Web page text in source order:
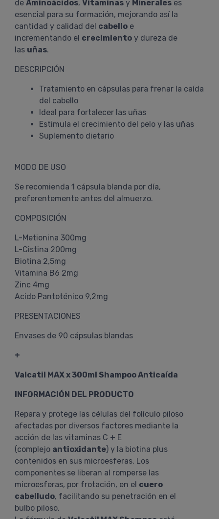
de Aminoácidos, Vitaminas y Minerales es
esencial para su formación, mejorando así la
cantidad y calidad del cabello e
incrementando el crecimiento y dureza de
las uñas.
DESCRIPCIÓN
Tratamiento en cápsulas para frenar la caída
del cabello
Ideal para fortalecer las uñas
Estimula el crecimiento del pelo y las uñas
Suplemento dietario
MODO DE USO
Se recomienda 1 cápsula blanda por día,
preferentemente antes del almuerzo.
COMPOSICIÓN
L-Metionina 300mg
L-Cistina 200mg
Biotina 2,5mg
Vitamina B6 2mg
Zinc 4mg
Acido Pantoténico 9,2mg
PRESENTACIONES
Envases de 90 cápsulas blandas
+
Valcatil MAX x 300ml Shampoo Anticaída
INFORMACIÓN DEL PRODUCTO
Repara y protege las células del folículo piloso
afectadas por diversos factores mediante la
acción de las vitaminas C + E
(complejo antioxidante) y la biotina plus
contenidos en sus microesferas. Los
componentes se liberan al romperse las
microesferas, por frotación, en el cuero
cabelludo, facilitando su penetración en el
bulbo piloso.